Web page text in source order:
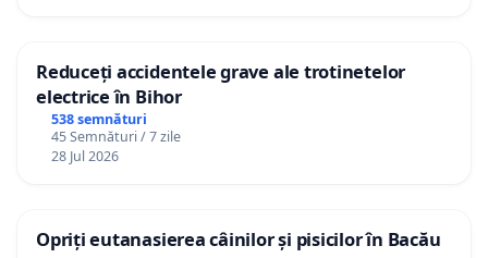
Reduceți accidentele grave ale trotinetelor
electrice în Bihor
538 semnături
45 Semnături / 7 zile
28 Jul 2026
Opriți eutanasierea câinilor și pisicilor în Bacău